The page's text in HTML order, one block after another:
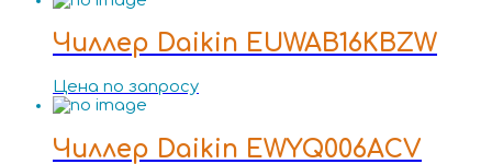
Чиллер Daikin EUWAB16KBZW
Цена по запросу
Чиллер Daikin EWYQ006ACV